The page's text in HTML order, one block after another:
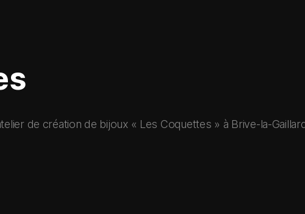
de création de bijoux « Les Coquettes » à Brive-la-